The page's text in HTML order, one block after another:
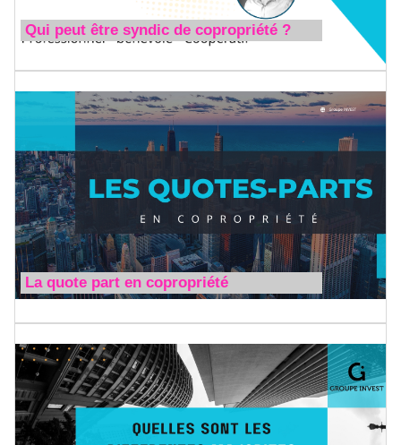
Qui peut être syndic de copropriété ?
La quote part en copropriété